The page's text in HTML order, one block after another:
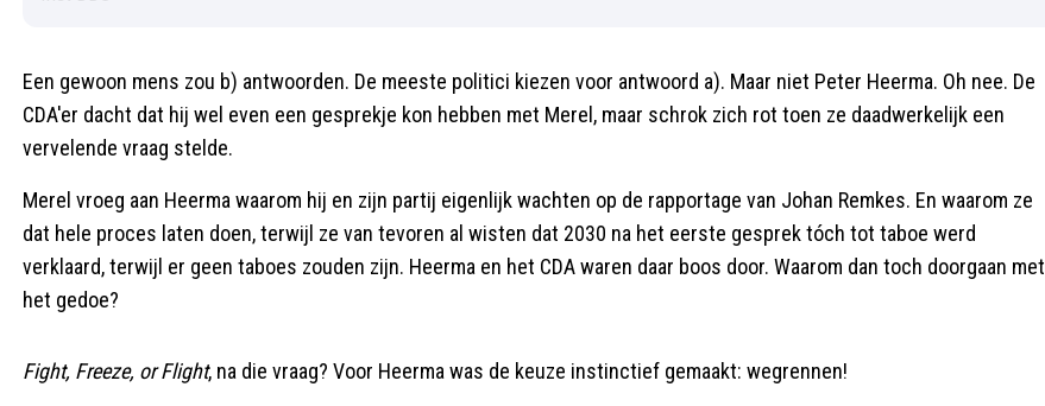
Een gewoon mens zou b) antwoorden. De meeste politici kiezen voor antwoord a). Maar niet Peter Heerma. Oh nee. De
CDA'er dacht dat hij wel even een gesprekje kon hebben met Merel, maar schrok zich rot toen ze daadwerkelijk een
vervelende vraag stelde.
Merel vroeg aan Heerma waarom hij en zijn partij eigenlijk wachten op de rapportage van Johan Remkes. En waarom ze
dat hele proces laten doen, terwijl ze van tevoren al wisten dat 2030 na het eerste gesprek tóch tot taboe werd
verklaard, terwijl er geen taboes zouden zijn. Heerma en het CDA waren daar boos door. Waarom dan toch doorgaan met
het gedoe?
Fight, Freeze, or Flight, na die vraag? Voor Heerma was de keuze instinctief gemaakt: wegrennen!